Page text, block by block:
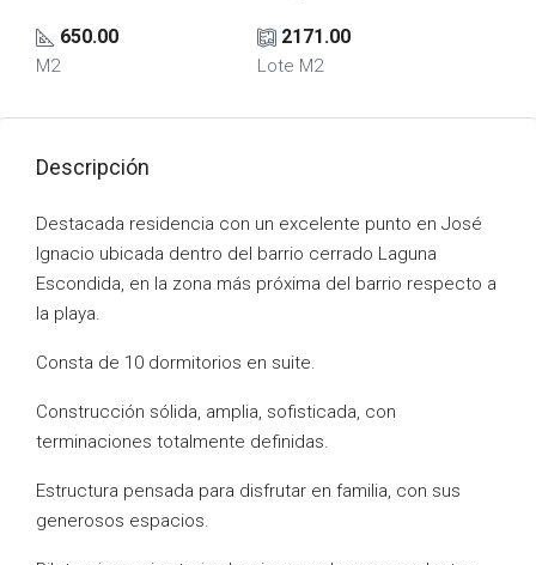
650.00
M2
2171.00
Lote M2
Descripción
Destacada residencia con un excelente punto en José
Ignacio ubicada dentro del barrio cerrado Laguna
Escondida, en la zona más próxima del barrio respecto a
la playa.
Consta de 10 dormitorios en suite.
Construcción sólida, amplia, sofisticada, con
terminaciones totalmente definidas.
Estructura pensada para disfrutar en familia, con sus
generosos espacios.